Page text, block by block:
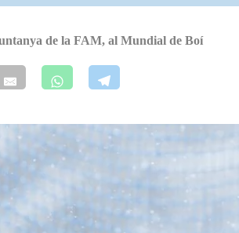
de la FAM, al Mundial de Boí